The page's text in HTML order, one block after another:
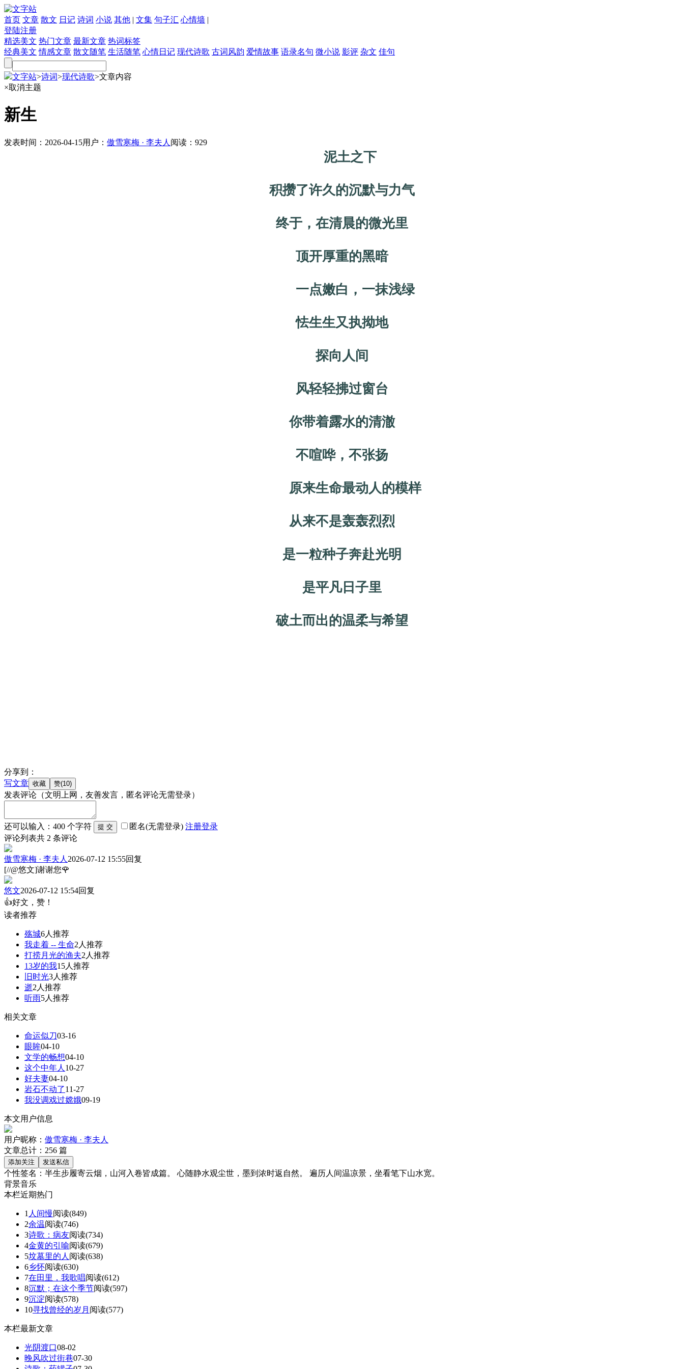
首页 文章 散文 日记 诗词 小说 其他 | 文集 句子汇 心情墙 |
登陆注册
精选美文 热门文章 最新文章 热词标签
经典美文 情感文章 散文随笔 生活随笔 心情日记 现代诗歌 古词风韵 爱情故事 语录名句 微小说 影评 杂文 佳句
文字站>诗词>现代诗歌>文章内容
×取消主题
新生
发表时间： 2026-04-15用户： 傲雪寒梅 · 李夫人 阅读： 929
泥土之下
积攒了许久的沉默与力气
终于，在清晨的微光里
顶开厚重的黑暗
一点嫩白，一抹浅绿
怯生生又执拗地
探向人间
风轻轻拂过窗台
你带着露水的清澈
不喧哗，不张扬
原来生命最动人的模样
从来不是轰轰烈烈
是一粒种子奔赴光明
是平凡日子里
破土而出的温柔与希望
分享到：
写文章
发表评论 （文明上网，友善发言，匿名评论无需登录）
还可以输入： 400 个字符 匿名(无需登录) 注册登录
评论列表共 2 条评论
傲雪寒梅 · 李夫人 2026-07-12 15:55回复
[//@悠文]谢谢您🌹
悠文2026-07-12 15:54回复
👍好文，赞！
读者推荐
殇城6人推荐
我走着 -- 生命2人推荐
打捞月光的渔夫2人推荐
13岁的我15人推荐
旧时光3人推荐
逝2人推荐
听雨5人推荐
相关文章
命运似刀03-16
眼眸04-10
文学的畅想04-10
这个中年人 10-27
好夫妻04-10
岩石不动了11-27
我没调戏过嫦娥09-19
本文用户信息
用户昵称： 傲雪寒梅 · 李夫人
文章总计： 256 篇
个性签名： 半生步履寄云烟，山河入卷皆成篇。 心随静水观尘世，墨到浓时返自然。 遍历人间温凉景，坐看笔下山水宽。
背景音乐
本栏近期热门
1 人间慢阅读(849)
2余温阅读(746)
3诗歌：病友阅读(734)
4金黄的引喻阅读(679)
5坟墓里的人 阅读(638)
6乡怀阅读(630)
7在田里，我歌唱阅读(612)
8沉默；在这个季节阅读(597)
9沉淀阅读(578)
10寻找曾经的岁月 阅读(577)
本栏最新文章
光阴渡口08-02
晚风吹过街巷07-30